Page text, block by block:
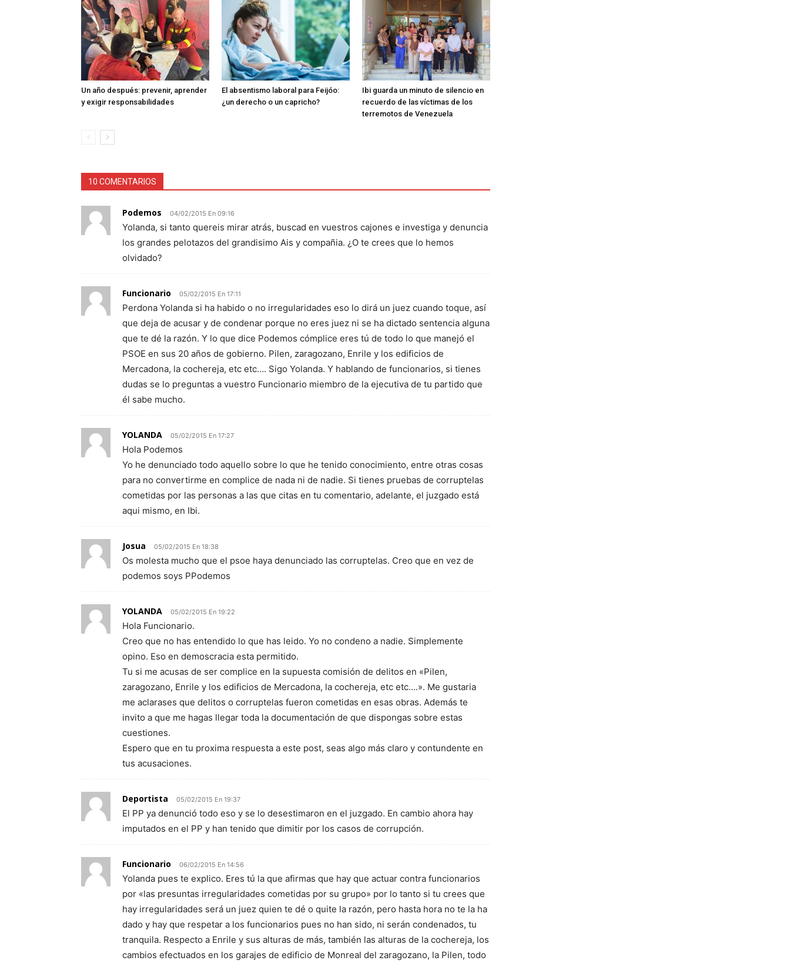
Un año después: prevenir, aprender
y exigir responsabilidades
El absentismo laboral para Feijóo:
¿un derecho o un capricho?
Ibi guarda un minuto de silencio en
recuerdo de las víctimas de los
terremotos de Venezuela
10 COMENTARIOS
Podemos 04/02/2015 En 09:16
Yolanda, si tanto quereis mirar atrás, buscad en vuestros cajones e investiga y denuncia
los grandes pelotazos del grandisimo Ais y compañia. ¿O te crees que lo hemos
olvidado?
Funcionario 05/02/2015 En 17:11
Perdona Yolanda si ha habido o no irregularidades eso lo dirá un juez cuando toque, así
que deja de acusar y de condenar porque no eres juez ni se ha dictado sentencia alguna
que te dé la razón. Y lo que dice Podemos cómplice eres tú de todo lo que manejó el
PSOE en sus 20 años de gobierno. Pilen, zaragozano, Enrile y los edificios de
Mercadona, la cochereja, etc etc…. Sigo Yolanda. Y hablando de funcionarios, si tienes
dudas se lo preguntas a vuestro Funcionario miembro de la ejecutiva de tu partido que
él sabe mucho.
YOLANDA 05/02/2015 En 17:27
Hola Podemos
Yo he denunciado todo aquello sobre lo que he tenido conocimiento, entre otras cosas
para no convertirme en complice de nada ni de nadie. Si tienes pruebas de corruptelas
cometidas por las personas a las que citas en tu comentario, adelante, el juzgado está
aqui mismo, en Ibi.
Josua 05/02/2015 En 18:38
Os molesta mucho que el psoe haya denunciado las corruptelas. Creo que en vez de
podemos soys PPodemos
YOLANDA 05/02/2015 En 19:22
Hola Funcionario.
Creo que no has entendido lo que has leido. Yo no condeno a nadie. Simplemente
opino. Eso en demoscracia esta permitido.
Tu si me acusas de ser complice en la supuesta comisión de delitos en «Pilen,
zaragozano, Enrile y los edificios de Mercadona, la cochereja, etc etc….». Me gustaria
me aclarases que delitos o corruptelas fueron cometidas en esas obras. Además te
invito a que me hagas llegar toda la documentación de que dispongas sobre estas
cuestiones.
Espero que en tu proxima respuesta a este post, seas algo más claro y contundente en
tus acusaciones.
Deportista 05/02/2015 En 19:37
El PP ya denunció todo eso y se lo desestimaron en el juzgado. En cambio ahora hay
imputados en el PP y han tenido que dimitir por los casos de corrupción.
Funcionario 06/02/2015 En 14:56
Yolanda pues te explico. Eres tú la que afirmas que hay que actuar contra funcionarios
por «las presuntas irregularidades cometidas por su grupo» por lo tanto si tu crees que
hay irregularidades será un juez quien te dé o quite la razón, pero hasta hora no te la ha
dado y hay que respetar a los funcionarios pues no han sido, ni serán condenados, tu
tranquila. Respecto a Enrile y sus alturas de más, también las alturas de la cochereja, los
cambios efectuados en los garajes de edificio de Monreal del zaragozano, la Pilen, todo